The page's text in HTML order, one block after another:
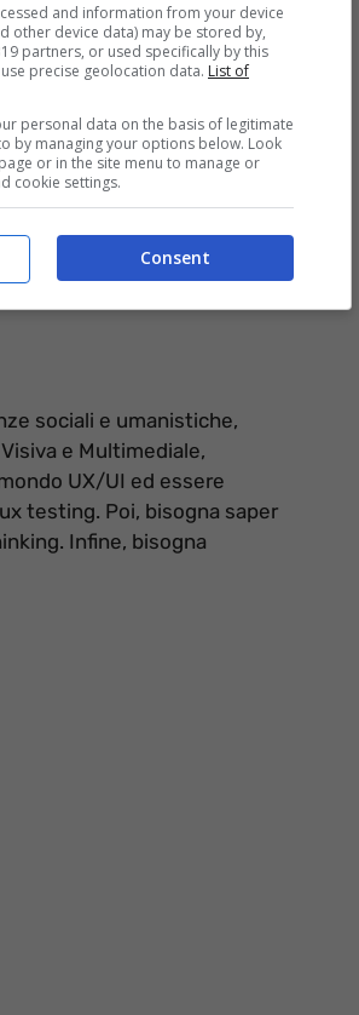
dei
quindi al passo coi tempi. I
il contratto e la
sociali e umanistiche,
e Multimediale,
UX/UI ed essere
testing. Poi, bisogna saper
Infine, bisogna
and information from your device
other device data) may be stored by,
partners, or used specifically by this
precise geolocation data. List of
personal data on the basis of legitimate
by managing your options below. Look
or in the site menu to manage or
cookie settings.
Consent